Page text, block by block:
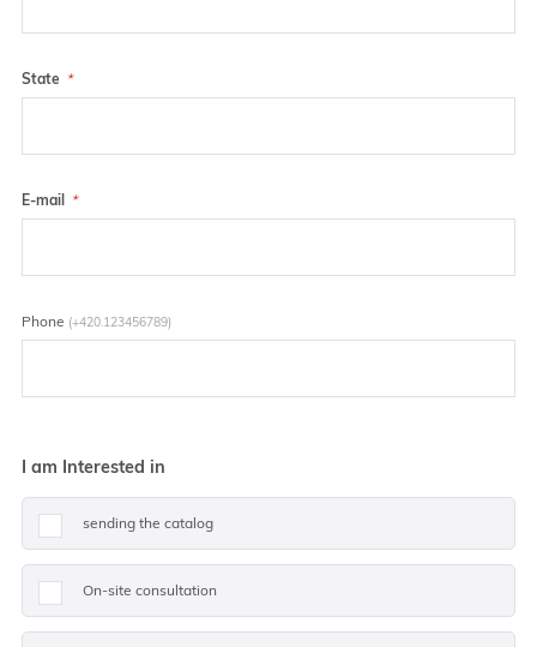
State
E-mail
Phone (+420.123456789)
I am Interested in
sending the catalog
On-site consultation